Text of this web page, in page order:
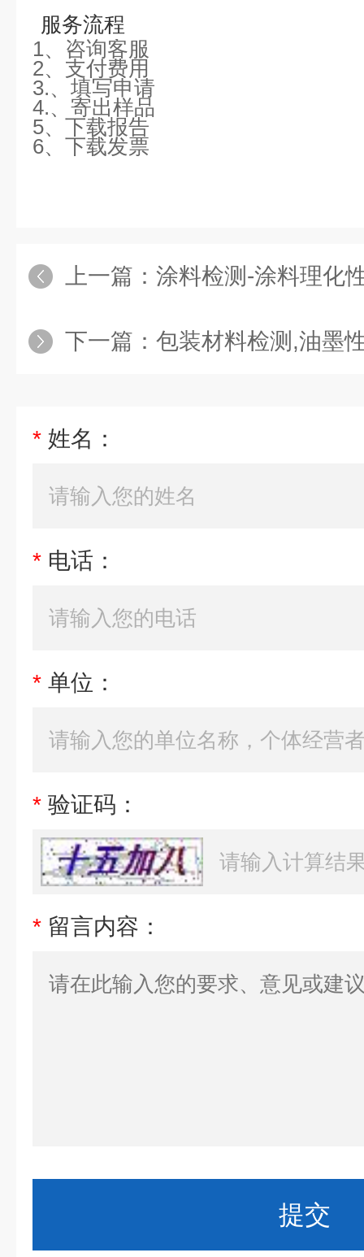
服务流程
1、咨询客服
2、支付费用
3.、填写申请
4.、寄出样品
5、下载报告
6、下载发票
上一篇： 涂料检测-涂料理化
下一篇： 包装材料检测,油墨
* 姓名：
* 电话：
* 单位：
* 验证码：
* 留言内容：